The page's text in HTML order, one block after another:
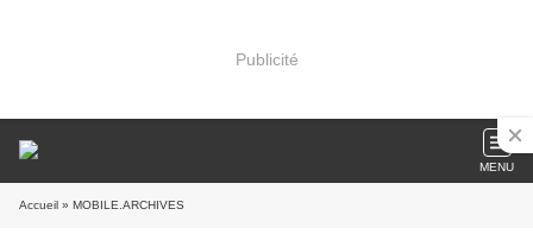
Publicité
MENU
Accueil » MOBILE.ARCHIVES